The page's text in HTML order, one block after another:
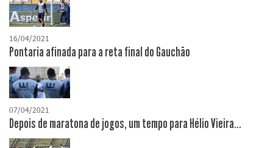
16/04/2021
Pontaria afinada para a reta final do Gauchão
07/04/2021
Depois de maratona de jogos, um tempo para Hélio Vieira...